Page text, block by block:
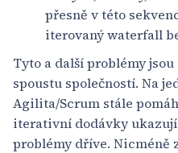
přesně v této
iterovaný waterfall
Tyto a další problémy
spoustu společností. Na
Agilita/Scrum stále
iterativní dodávky
problémy dříve. Nicméně